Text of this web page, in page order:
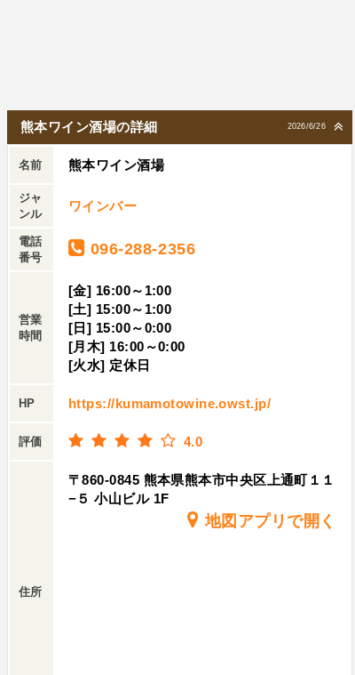
2026/6/26
熊本ワイン酒場の詳細
名前 熊本ワイン酒場
ジャ
ンル
ワインバー
電話
番号
096-288-2356
営業
時間
[金] 16:00～1:00
[土] 15:00～1:00
[日] 15:00～0:00
[月木] 16:00～0:00
[火水] 定休日
HP https://kumamotowine.owst.jp/
評価 4.0
住所
〒860-0845 熊本県熊本市中央区上通町１１
−５ 小山ビル 1F
地図アプリで開く